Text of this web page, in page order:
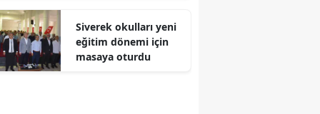
Erzincan
Siverek okulları yeni
eğitim dönemi için
masaya oturdu